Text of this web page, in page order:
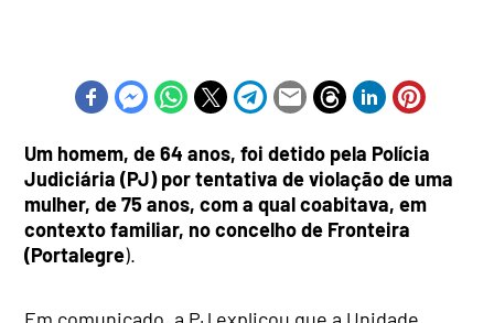
Um homem, de 64 anos, foi detido pela Polícia
Judiciária (PJ) por tentativa de violação de uma
mulher, de 75 anos, com a qual coabitava, em
contexto familiar, no concelho de Fronteira
(Portalegre).